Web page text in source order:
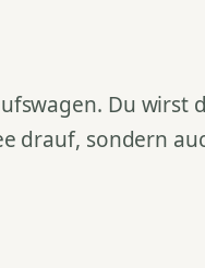
Du wirst
drauf, sondern